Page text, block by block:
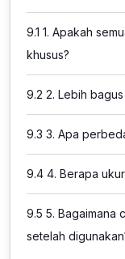
9.1 1. Apakah
khusus?
9.2 2. Lebih
9.3 3. Apa
9.4 4. Berapa
9.5 5. Bagaimana
setelah